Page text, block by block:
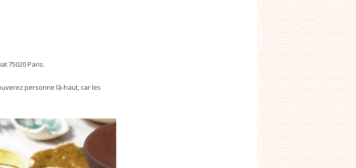
75020 Paris.
personne là-haut, car les